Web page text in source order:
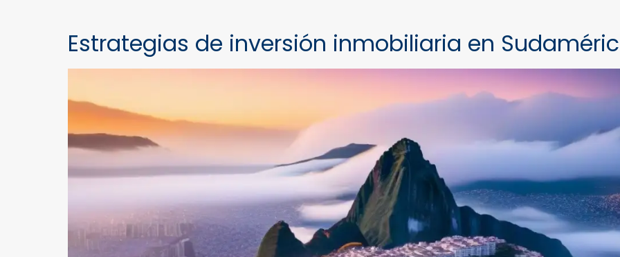
Estrategias de inversión inmobiliaria en